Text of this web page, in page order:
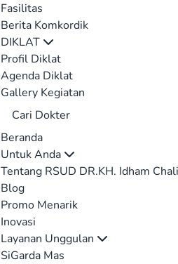
Fasilitas
Berita Komkordik
DIKLAT
Profil Diklat
Agenda Diklat
Gallery Kegiatan
Cari Dokter
Beranda
Untuk Anda
Tentang RSUD DR.KH. Idham
Blog
Promo Menarik
Inovasi
Layanan Unggulan
SiGarda Mas